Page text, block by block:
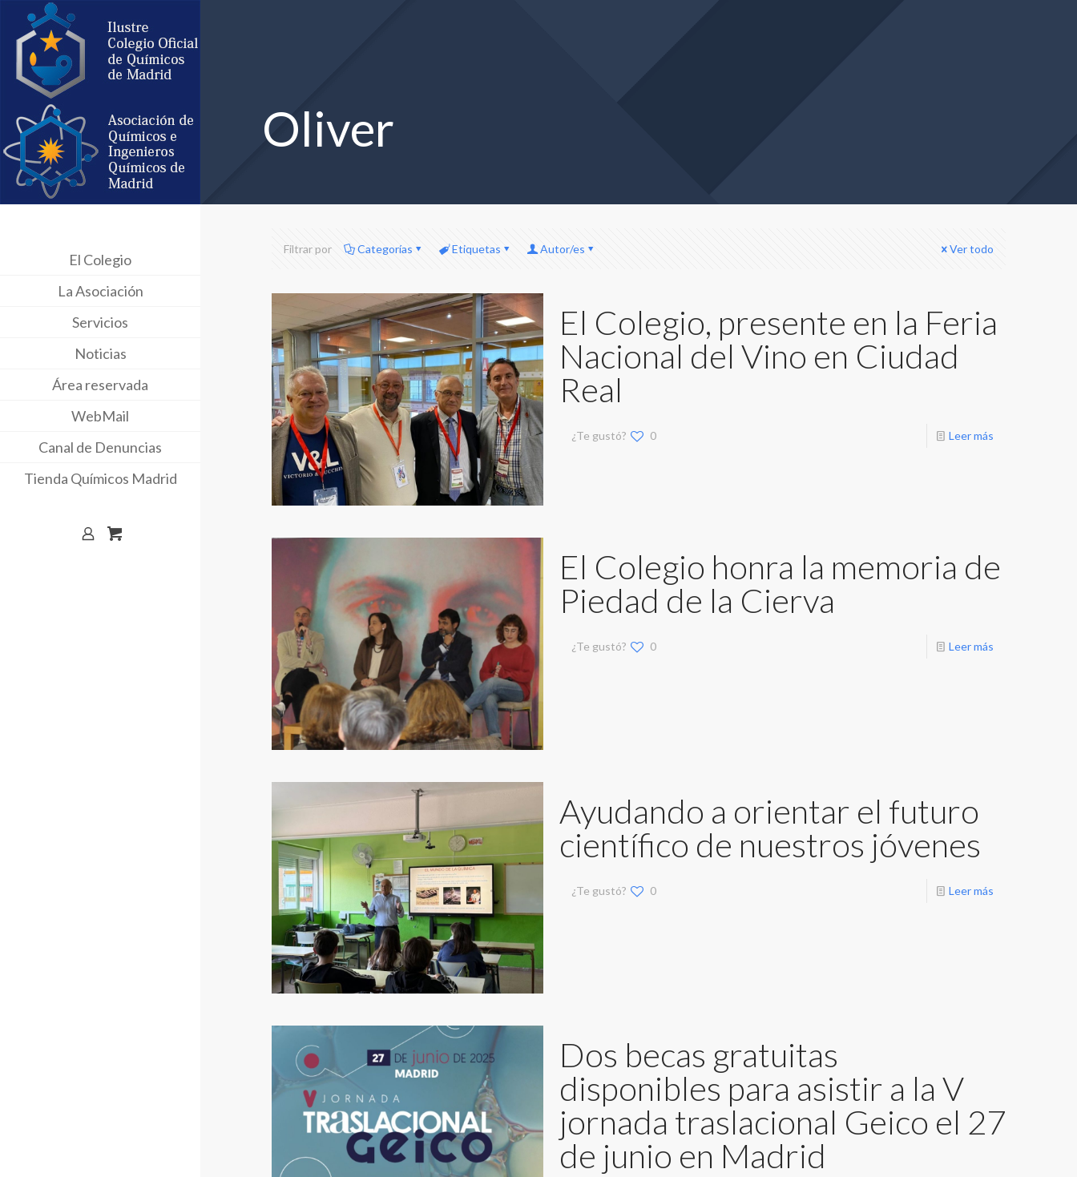
El Colegio
La Asociación
Servicios
Noticias
Área reservada
WebMail
Canal de Denuncias
Tienda Químicos Madrid
Oliver
Filtrar por Categorías Etiquetas Autor/es Ver todo
El Colegio, presente en la Feria
Nacional del Vino en Ciudad
Real
¿Te gustó? 0 Leer más
El Colegio honra la memoria de
Piedad de la Cierva
¿Te gustó? 0 Leer más
Ayudando a orientar el futuro
científico de nuestros jóvenes
¿Te gustó? 0 Leer más
Dos becas gratuitas
disponibles para asistir a la V
jornada traslacional Geico el 27
de junio en Madrid